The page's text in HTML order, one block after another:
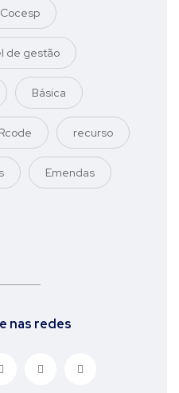
Cocesp
de gestão
Básica
recurso
Emendas
nas redes